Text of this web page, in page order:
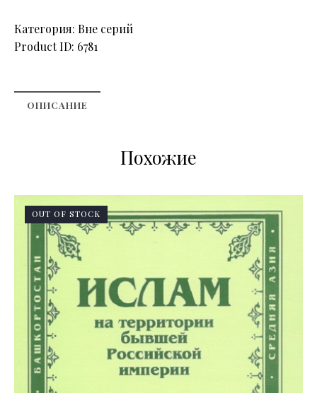
Категория: Вне серий
Product ID: 6781
ОПИСАНИЕ
Похожие
OUT OF STOCK